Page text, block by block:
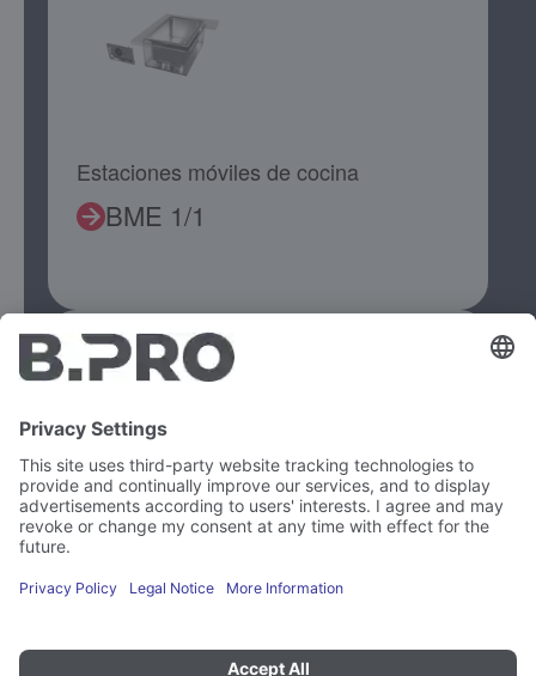
Estaciones móviles de cocina
BME 1/1
BME-I 1/1